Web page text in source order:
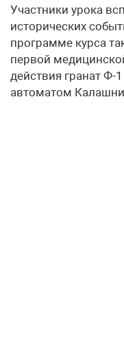
Участники урока
исторических
программе курса
первой
действия гранат Ф-
автоматом